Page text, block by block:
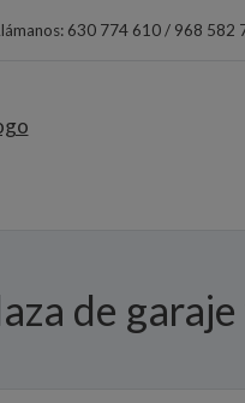
630 774 610 / 968 582
de